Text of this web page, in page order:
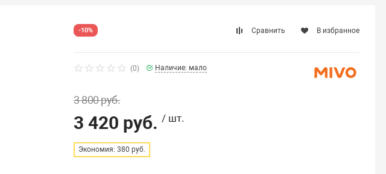
Сравнить В избранное
-10%
(0) Наличие: мало
3 800 руб.
3 420 руб. / шт.
Экономия: 380 руб.